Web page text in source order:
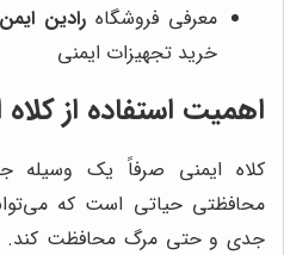
معرفی فروشگاه رادین ایمن
خرید تجهیزات ایمنی
اهمیت استفاده از کلاه
کلاه ایمنی صرفاً یک وسیله
محافظتی حیاتی است که
جدی و حتی مرگ محافظت کند.